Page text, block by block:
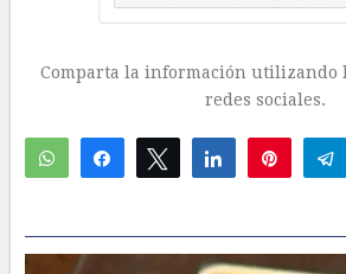
Comparta la información utilizando
redes sociales.
WhatsAppCompartirTwittear Compartir